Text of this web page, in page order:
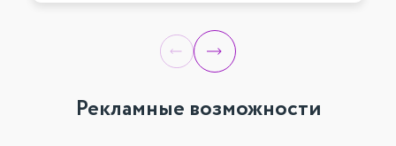
Рекламные возможности